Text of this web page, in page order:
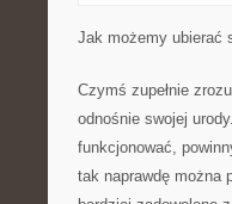
Jak możemy ubierać
Czymś zupełnie
odnośnie swojej
funkcjonować,
tak naprawdę można